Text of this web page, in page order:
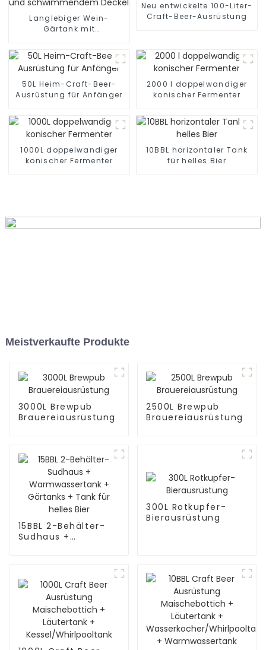
Langlebiger Wein-
Gärtank mit
und schwimmendem
Deckel
Neu entwickelte 100-Liter-
Craft-Beer-Ausrüstung
50L Heim-Craft-Beer-
Ausrüstung für Anfänger
2000 l doppelwandiger
konischer Fermenter
1000L doppelwandiger
konischer Fermenter
10BBL horizontaler Tank
für helles Bier
Meistverkaufte Produkte
3000L Brewpub
Brauereiausrüstung
2500L Brewpub
Brauereiausrüstung
15BBL 2-Behälter-
Sudhaus +
300L Rotkupfer-
Bierausrüstung